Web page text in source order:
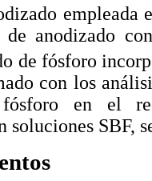
empleada
anodizado
de fósforo
con los
en el
soluciones SBF,